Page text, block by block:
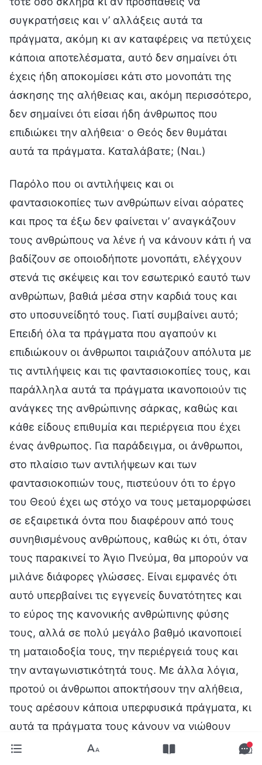
συγκρατήσεις και ν’ αλλάξεις αυτά τα
πράγματα, ακόμη κι αν καταφέρεις να πετύχεις
κάποια αποτελέσματα, αυτό δεν σημαίνει ότι
έχεις ήδη αποκομίσει κάτι στο μονοπάτι της
άσκησης της αλήθειας και, ακόμη περισσότερο,
δεν σημαίνει ότι είσαι ήδη άνθρωπος που
επιδιώκει την αλήθεια· ο Θεός δεν θυμάται
αυτά τα πράγματα. Καταλάβατε; (Ναι.)
Παρόλο που οι αντιλήψεις και οι
φαντασιοκοπίες των ανθρώπων είναι αόρατες
και προς τα έξω δεν φαίνεται ν’ αναγκάζουν
τους ανθρώπους να λένε ή να κάνουν κάτι ή να
βαδίζουν σε οποιοδήποτε μονοπάτι, ελέγχουν
στενά τις σκέψεις και τον εσωτερικό εαυτό των
ανθρώπων, βαθιά μέσα στην καρδιά τους και
στο υποσυνείδητό τους. Γιατί συμβαίνει αυτό;
Επειδή όλα τα πράγματα που αγαπούν κι
επιδιώκουν οι άνθρωποι ταιριάζουν απόλυτα με
τις αντιλήψεις και τις φαντασιοκοπίες τους, και
παράλληλα αυτά τα πράγματα ικανοποιούν τις
ανάγκες της ανθρώπινης σάρκας, καθώς και
κάθε είδους επιθυμία και περιέργεια που έχει
ένας άνθρωπος. Για παράδειγμα, οι άνθρωποι,
στο πλαίσιο των αντιλήψεων και των
φαντασιοκοπιών τους, πιστεύουν ότι το έργο
του Θεού έχει ως στόχο να τους μεταμορφώσει
σε εξαιρετικά όντα που διαφέρουν από τους
συνηθισμένους ανθρώπους, καθώς κι ότι, όταν
τους παρακινεί το Άγιο Πνεύμα, θα μπορούν να
μιλάνε διάφορες γλώσσες. Είναι εμφανές ότι
αυτό υπερβαίνει τις εγγενείς δυνατότητες και
το εύρος της κανονικής ανθρώπινης φύσης
τους, αλλά σε πολύ μεγάλο βαθμό ικανοποιεί
τη ματαιοδοξία τους, την περιέργειά τους και
την ανταγωνιστικότητά τους. Με άλλα λόγια,
προτού οι άνθρωποι αποκτήσουν την αλήθεια,
τους αρέσουν κάποια υπερφυσικά πράγματα, κι
αυτά τα πράγματα τους κάνουν να νιώθουν
σημαντικοί, καθώς και ανώτεροι και